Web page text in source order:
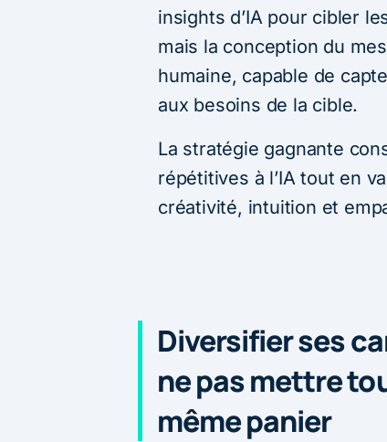
insights d’IA pour cibler
mais la conception du
humaine, capable de
aux besoins de la cible.
La stratégie gagnante
répétitives à l’IA tout en
créativité, intuition et
Diversifier ses
ne pas mettre
même panier